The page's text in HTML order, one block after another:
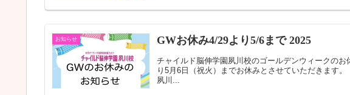
お知らせ GWお休み4/29より5/6まで 2025
チャイルド脳伸学園夙川校のゴールデンウィークの
り5月6日（祝火）までお休みとさせていただきます
夙川...